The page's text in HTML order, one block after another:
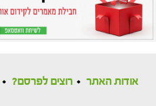
אודות האתר רוצים לפרסם?